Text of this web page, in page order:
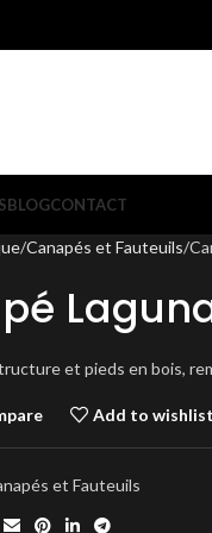
BLOGCONTACT
Canapés et Fauteuils
et pieds en bois,
Add to
et Fauteuils